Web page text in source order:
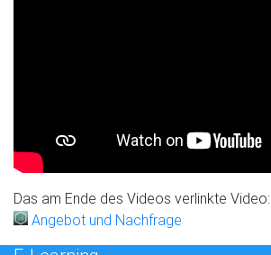
Das am Ende des Videos verlinkte Video:
Angebot und Nachfrage